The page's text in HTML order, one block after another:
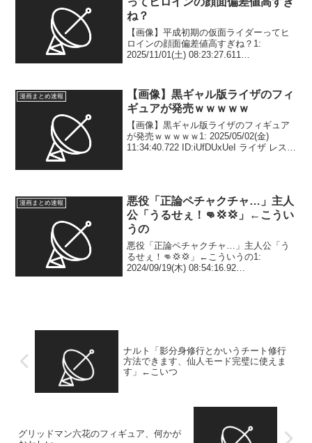
ね？
【画像】平成初期の仮面ライダーってヒ
ロインの顔面偏差値高すぎね？1:
2025/11/01(土) 08:23:27.611
漫画まとめ速報
【画像】黒ギャル版ライザのフィ
ギュアが発売ｗｗｗｗｗ
【画像】黒ギャル版ライザのフィギュア
が発売ｗｗｗｗｗ1: 2025/05/02(金)
11:34:40.722 ID:iUfDUxUeI ライザ レスレ
漫画まとめ速報
悪役「正論ペチャクチャ…」主人
公「うるせぇ！👊💢💢」←こうい
うの
悪役「正論ペチャクチャ…」主人公「う
るせぇ！👊💢💢」←こういうの1:
2024/09/19(木) 08:54:16.92
ナルト「影分身修行とかいうチート修行
方法できます、仙人モード完璧に使えま
す」←こいつ
グリッドマン六花のフィギュア、何かが